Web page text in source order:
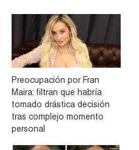
Preocupación por Fran
Maira: filtran que habría
tomado drástica decisión
tras complejo momento
personal